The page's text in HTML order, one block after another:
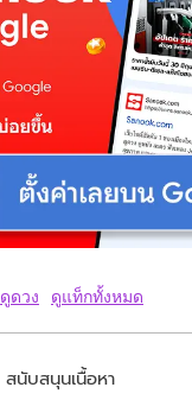
ดูดวง ดูแท็กทั้งหมด
สนับสนุนเนื้อหา